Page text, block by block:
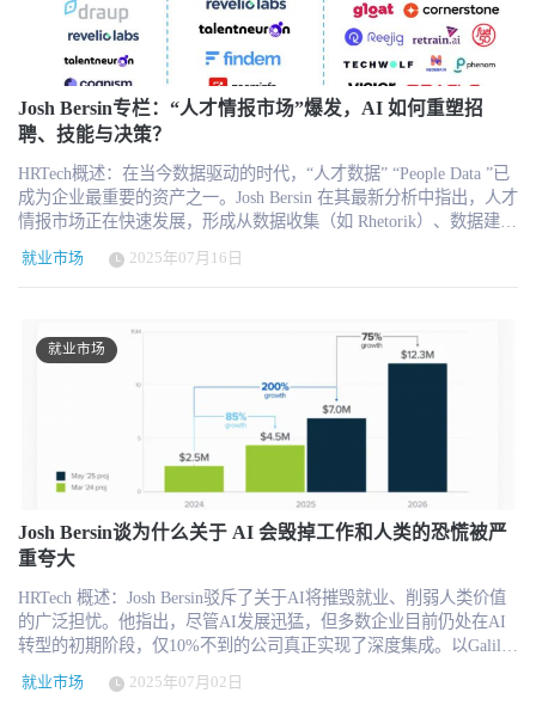
审核与质量判断。这类岗位本质上属于AI训练与人工反馈体系中的
关键环节，也是过去两年AI行业快速发展过程中大量新增的工作类
型之一。 随后，该公司以“AI技术冲击、项目优化调整、AI替岗更具
成本优势”为由，与周某协商调岗，并计划将其月薪从25000元降低
至15000元，降薪幅度达到40%。 由于周某拒绝接受大幅降薪，公司
最终解除劳动合同。 案件经过劳动仲裁后进入法院审理阶段。杭州
金。二审维持原判。 杭州法院在判决中明确指出，企业引入AI技术
属于主动实施的技术升级与经营优化行为，但这并不当然等同于劳
动法意义上的“客观情况重大变化”，也不意味着劳动合同已经“无法
履行”。 这一认定非常关键。 过去几年，许多企业在推动数字化与
值得注意的是，杭州法院还特别强调，公司向员工提供的新岗位与
原岗位相比待遇明显下降，因此不能认定企业已经提供了“合理协商
方案”。 换句话说，企业即使确实因为AI转型需要进行岗位调整，也
必须遵循劳动法中的合理协商原则，而不是简单以“技术升级”为理由
推动低成本替代。 从更宏观角度看，这一案件的意义已经不仅仅是
单一劳动争议。 它实际上反映出当前中国在AI发展与就业稳定之间
正在形成新的平衡逻辑。 一方面，中国正在大力推动人工智能产业
发展，大模型、Agent、自动化系统正快速进入企业实际运营；另一
方面，在经济增长放缓与青年就业压力上升背景下，“就业稳定”同样
成为重要政策方向。 因此，杭州法院此次释放出的信号非常明确：
支持AI发展，但不能以牺牲劳动者合法权益为代价。 法院在“典型意
义”部分还进一步提出了一个更值得HR行业关注的方向——企业应优
先考虑“培训与岗位升级”，而不是简单替代。 杭州法院认为，如果
企业确因AI变革需要调整业务，可以优先通过培训帮助员工进入“更
高一级、更需要人工干预”的岗位，实现劳动效率提升与员工发展的
Josh Bersin专栏：“人才情报市场”爆发，AI 如何重塑招
聘、技能与决策？
HRTech概述：在当今数据驱动的时代，“人才数据” “People Data ”已
成为企业最重要的资产之一。Josh Bersin 在其最新分析中指出，人才
情报市场正在快速发展，形成从数据收集（如 Rhetorik）、数据建模
（如 Lightcast、Revelio）、到智能平台（如 Galileo、Seekout）的三
层架构。Lightcast 收购 Rhetorik 不仅加强了全球人才画像能力，还
拓展至销售与营销数据领域。借助 AI，企业HR如今能通过对话式系
AI驱动的革命，正在重塑HR的专业边界。 原文题目：People Data
For Sale: How The Talent Intelligence Market Works 作者：Josh Bersin
· 2025年7月16日 在我们经济中，**“人力数据市场”**是最具活力和
影响力的部分之一。每位招聘人员、选址专家、人力资源高管、经
济学家、大学校长和政府规划者都希望知道：哪些岗位在增长？哪
些技能最受欢迎？薪资趋势如何变化？还有更多相关洞察。 虽然很
多人了解美国劳工统计局（BLS）发布的公共调查数据，但在其背
后，有一个更加先进、由 AI 驱动的产业：“人才数据市场”。 人才数
据市场的结构 几十年来，像 Monster.com、LinkedIn 等公司，以及其
他数百家公司，通过算法抓取了关于个人、职位和企业的信息。最
**已成为一项庞大的商业活动。 大致来说，该市场可以分为三类供
应商，且部分公司跨界经营。 第一类：数据聚合商（Data
Aggregators） 代表企业包括：Rhetorik（已被 Lightcast 收购）、
Lightcast（职位市场数据）、People Data Labs（PDL）、
就业市场 2025年07月16日
就业市场
Josh Bersin谈为什么关于 AI 会毁掉工作和人类的恐慌被严
重夸大
HRTech 概述：Josh Bersin驳斥了关于AI将摧毁就业、削弱人类价值
的广泛担忧。他指出，尽管AI发展迅猛，但多数企业目前仍处在AI
转型的初期阶段，仅10%不到的公司真正实现了深度集成。以Galileo
平台为例，Bersin强调，AI实际上正在释放员工的创造力，催生所谓
的“超级员工”（Superworker），提升个人与组织的生产力，而非简
就业市场 2025年07月02日